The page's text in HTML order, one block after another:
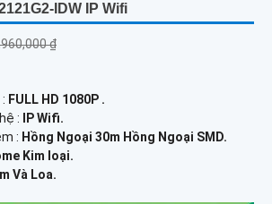
IDW IP Wifi
₫
FULL HD 1080P .
:
IP Wifi.
: Hồng Ngoại 30m Hồng Ngoại SMD.
Kim loại.
Và Loa.